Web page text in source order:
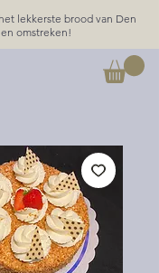
lekkerste brood van Den
omstreken!